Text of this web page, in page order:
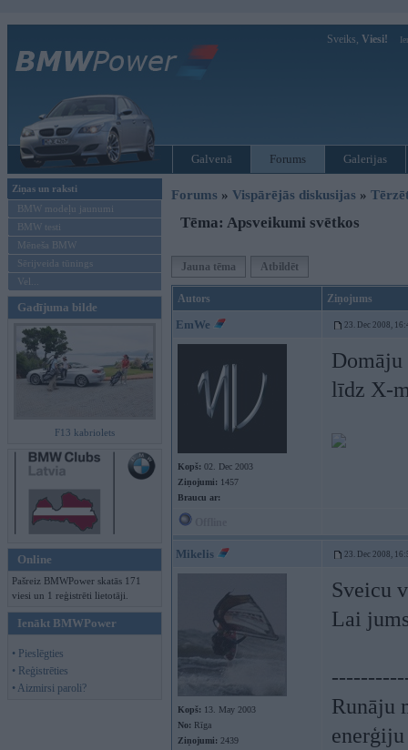
Sveiks, Viesi!
Galvenā Forums Galerijas
Ziņas un raksti
BMW modeļu jaunumi
BMW testi
Mēneša BMW
Sērijveida tūnings
Vel...
Gadījuma bilde
F13 kabriolets
Online
Pašreiz BMWPower skatās 171
viesi un 1 reģistrēti lietotāji.
Ienākt BMWPower
• Pieslēgties
• Reģistrēties
• Aizmirsi paroli?
Forums » Vispārējās diskusijas »
Tēma: Apsveikumi svētkos
Jauna tēma Atbildēt
Autors Ziņojums
EmWe 23. Dec 2008,
Kopš: 02. Dec 2003
Ziņojumi: 1457
Braucu ar:
līdz X-
Mikelis 23. Dec 2008,
Kopš: 13. May 2003
No: Rīga
Ziņojumi: 2439
Sveicu
Lai
Runāju